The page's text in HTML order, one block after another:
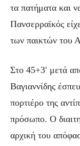
τα πατήματα και
Πανσερραϊκός
των παικτών του
Στο 45+3′ μετά
Βαγιαννίδης
πορτιέρο της
πρόσωπο. Ο
αρχική του